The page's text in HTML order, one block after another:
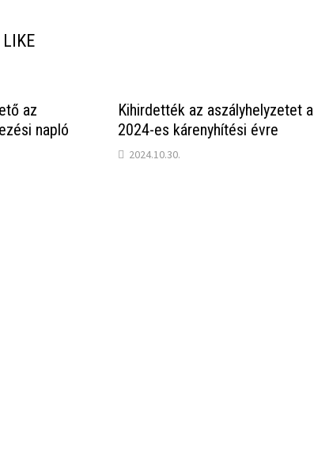
az
napló
Kihirdették az aszályhelyzetet a
2024-es kárenyhítési évre
2024.10.30.